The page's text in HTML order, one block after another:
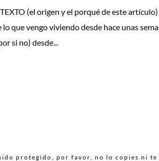
(el origen y el porqué de este
que vengo viviendo desde hace unas
si no) desde...
protegido, por favor, no lo copies ni te